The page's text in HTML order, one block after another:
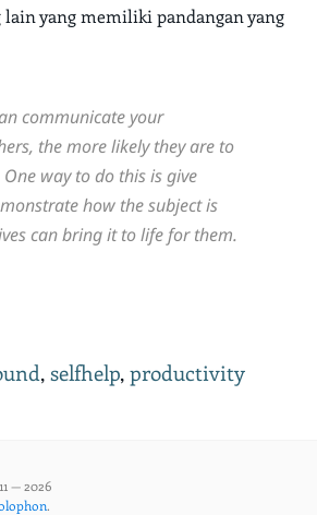
yang memiliki pandangan yang
communicate your
the more likely they are to
way to do this is give
how the subject is
can bring it to life for them.
,selfhelp,productivity
— 2026
.